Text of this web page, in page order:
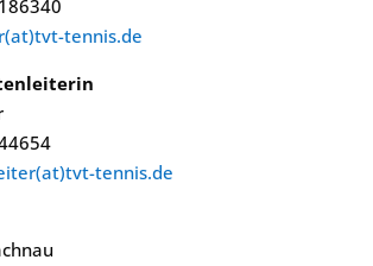
tennis.de
tennis.de